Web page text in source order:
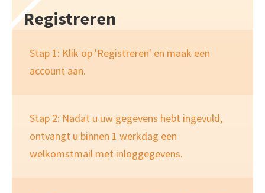
Registreren
Stap 1: Klik op 'Registreren' en maak een
account aan.
Stap 2: Nadat u uw gegevens hebt ingevuld,
ontvangt u binnen 1 werkdag een
welkomstmail met inloggegevens.